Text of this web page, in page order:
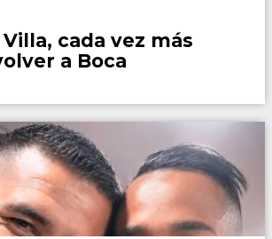
cada vez más
a Boca